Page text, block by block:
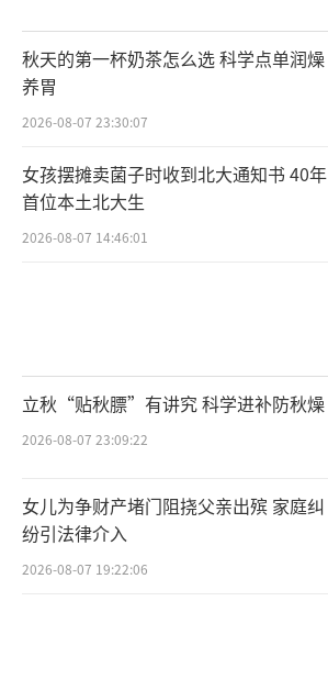
秋天的第一杯奶茶怎么选 科学点单润燥
养胃
2026-08-07 23:30:07
女孩摆摊卖菌子时收到北大通知书 40年
首位本土北大生
2026-08-07 14:46:01
立秋“贴秋膘”有讲究 科学进补防秋燥
2026-08-07 23:09:22
女儿为争财产堵门阻挠父亲出殡 家庭纠
纷引法律介入
2026-08-07 19:22:06